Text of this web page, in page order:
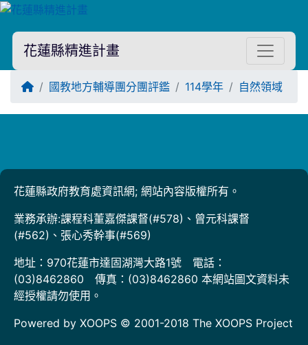
花蓮縣精進計畫
回首頁國教地方輔導團分團評鑑 114學年 自然領域
花蓮縣政府教育處資訊網; 網站內容版權所有。
業務承辦:課程科董嘉傑課督(#578)、曾元科課督
(#562)、張心秀幹事(#569)
地址：970花蓮市達固湖灣大路1號 電話：
(03)8462860 傳真：(03)8462860 本網站圖文資料未
經授權請勿使用。
Powered by XOOPS © 2001-2018 The XOOPS Project